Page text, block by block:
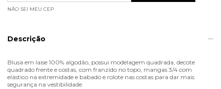
NÃO SEI MEU CEP
Descrição
Blusa em laise 100% algodão, possui modelagem quadrada, decote
quadrado frente e costas, com franzido no topo, mangas 3/4 com
elástico na extremidade e babado e rolote nas costas para dar mais
segurança na vestibilidade.